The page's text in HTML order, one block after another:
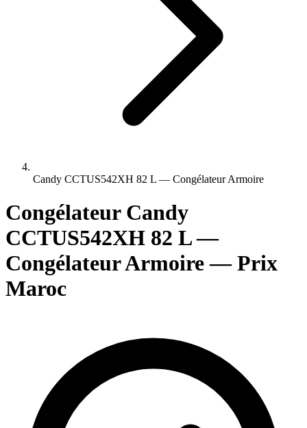
Candy CCTUS542XH 82 L — Congélateur Armoire
Congélateur Candy
CCTUS542XH 82 L —
Congélateur Armoire — Prix
Maroc